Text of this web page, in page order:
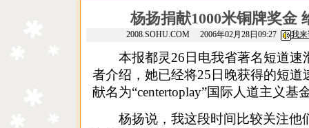
杨扬捐献1000米铜牌奖金
2008.SOHU.COM 2006年02月28日09:27 我
本报都灵26日电我省著名短道速
者介绍，她已经将25日晚获得的短道
献名为“centertoplay”国际人道主义基
杨扬说，我这段时间比较关注他